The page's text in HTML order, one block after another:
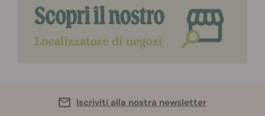
Iscriviti alla nostra newsletter